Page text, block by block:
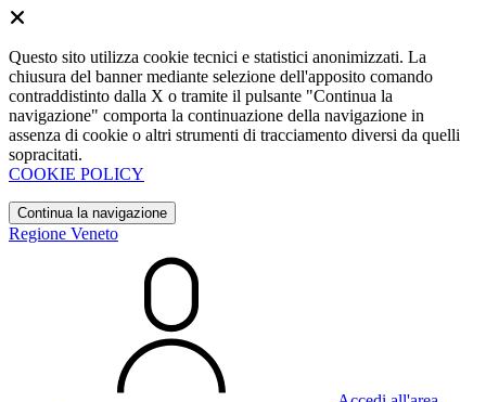
Questo sito utilizza cookie tecnici e statistici anonimizzati. La
chiusura del banner mediante selezione dell'apposito comando
contraddistinto dalla X o tramite il pulsante "Continua la
navigazione" comporta la continuazione della navigazione in
assenza di cookie o altri strumenti di tracciamento diversi da quelli
sopracitati.
COOKIE POLICY
Continua la navigazione
Regione Veneto